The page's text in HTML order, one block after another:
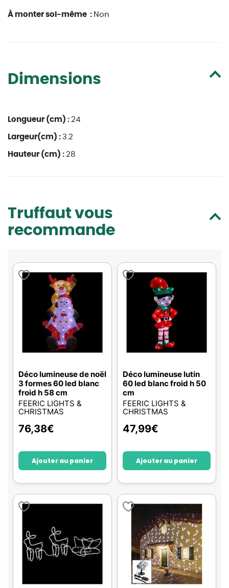
À monter soi-même : Non
Dimensions
Longueur (cm) : 24
Largeur(cm) : 3.2
Hauteur (cm) : 28
Truffaut vous
recommande
Déco lumineuse de noël
3 formes 60 led blanc
froid h 58 cm
FEERIC LIGHTS &
CHRISTMAS
76,38€
Ajouter au panier
Déco lumineuse lutin
60 led blanc froid h 50
cm
FEERIC LIGHTS &
CHRISTMAS
47,99€
Ajouter au panier